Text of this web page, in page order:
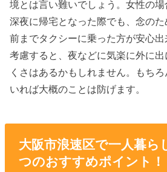
境とは言い難いでしょう。女性の
深夜に帰宅となった際でも、念の
前までタクシーに乗った方が安心
考慮すると、夜などに気楽に外に
くさはあるかもしれません。もち
いれば大概のことは防げます。
大阪市浪速区で一人暮ら
つのおすすめポイント！